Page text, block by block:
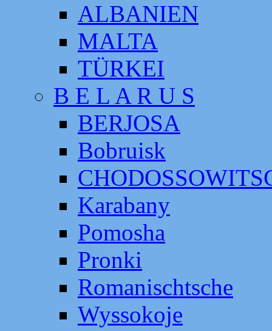
ALBANIEN
MALTA
TÜRKEI
B E L A R U S
BERJOSA
Bobruisk
Karabany
Pomosha
Pronki
Romanischtsche
Wyssokoje